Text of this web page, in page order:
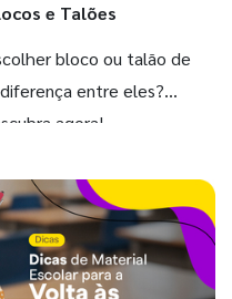
e Talões
bloco ou talão de
entre eles?
agora!